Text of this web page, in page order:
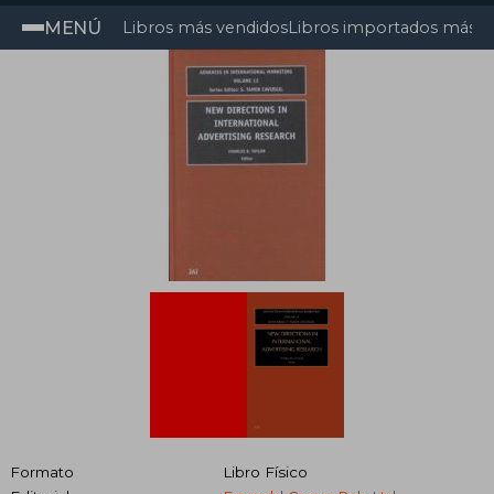
MENÚ Libros más vendidosLibros importados más
Formato
Libro Físico